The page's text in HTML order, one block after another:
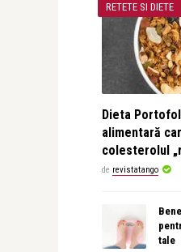
RETETE SI DIETE
Dieta
alimentară
colesterolul
de revistatango
tale